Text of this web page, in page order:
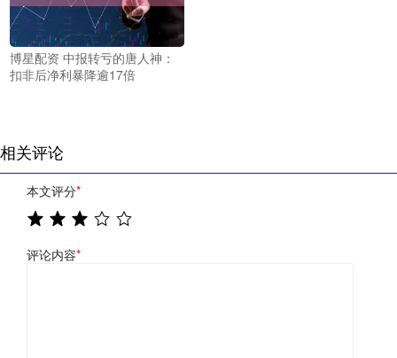
博星配资 中报转亏的唐人神：
扣非后净利暴降逾17倍
相关评论
本文评分*
评论内容*